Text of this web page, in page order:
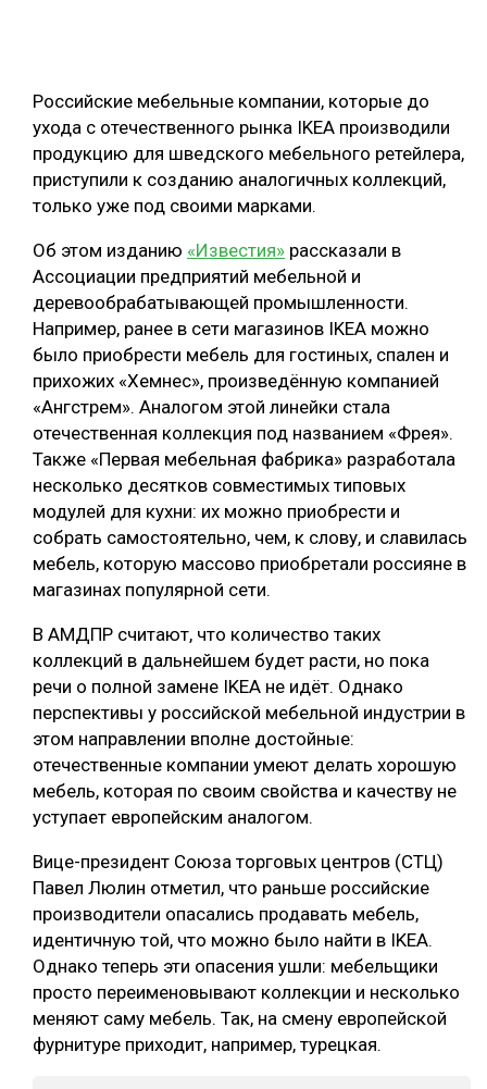
ЛЕСОВОССТАНОВЛЕНИЕ И ЗАЩИТА
ЛОГИСТИКА
ПРОИЗВОДСТВО ДРЕВЕСНЫХ ПЛИТ
КОМПЛЕКСНАЯ ПЕРЕРАБОТКА
ЛЕСОПИЛЕНИЕ
ДЕРЕВЯННОЕ ДОМОСТРОЕНИЕ
БЕЗОПАСНОЕ ПРОИЗВОДСТВО
СОРТИРОВКА ДРЕВЕСИНЫ
СУШКА ДРЕВЕСИНЫ
МЕБЕЛЬНОЕ ПРОИЗВОДСТВО
ТЕМАТИЧЕСКИЕ ПРОЕКТЫ
Российские мебельные компании, которые до
ухода с отечественного рынка IKEA производили
продукцию для шведского мебельного ретейлера,
приступили к созданию аналогичных коллекций,
только уже под своими марками.
Об этом изданию «Известия» рассказали в
Ассоциации предприятий мебельной и
деревообрабатывающей промышленности.
Например, ранее в сети магазинов IKEA можно
было приобрести мебель для гостиных, спален и
прихожих «Хемнес», произведённую компанией
«Ангстрем». Аналогом этой линейки стала
отечественная коллекция под названием «Фрея».
Также «Первая мебельная фабрика» разработала
несколько десятков совместимых типовых
модулей для кухни: их можно приобрести и
собрать самостоятельно, чем, к слову, и славилась
мебель, которую массово приобретали россияне в
магазинах популярной сети.
В АМДПР считают, что количество таких
коллекций в дальнейшем будет расти, но пока
речи о полной замене IKEA не идёт. Однако
перспективы у российской мебельной индустрии в
этом направлении вполне достойные:
отечественные компании умеют делать хорошую
мебель, которая по своим свойства и качеству не
уступает европейским аналогом.
Вице-президент Союза торговых центров (СТЦ)
Павел Люлин отметил, что раньше российские
производители опасались продавать мебель,
идентичную той, что можно было найти в IKEA.
Однако теперь эти опасения ушли: мебельщики
просто переименовывают коллекции и несколько
меняют саму мебель. Так, на смену европейской
фурнитуре приходит, например, турецкая.